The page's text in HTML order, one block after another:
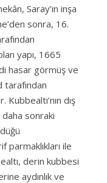
Saray’ın inşa
sonra, 16.
yapı, 1665
hasar görmüş ve
tarafından
dış
sonraki
parmaklıkları ile
derin kubbesi
aydınlık ve